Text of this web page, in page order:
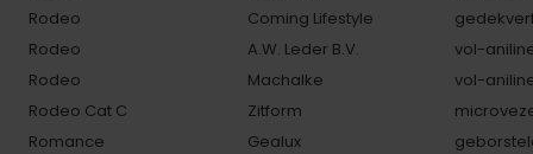
Rodeo
Coming Lifestyle
Rodeo
A.W. Leder B.V.
vol-
Rodeo
Machalke
vol-
Rodeo Cat C
Zitform
Romance
Gealux